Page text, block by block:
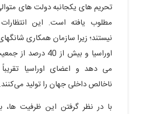
تحریم های یکجانبه دولت های
مطلوب یافته است. این
اوراسیا و بیش از 40
می دهد و اعضای اوراسیا
ناخالص داخلی جهان را تولید می‌کنند.
با در نظر گرفتن این ظرفیت ها،